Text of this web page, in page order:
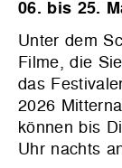
06. bis 25.
Unter dem
Filme, die Sie
das
2026
können bis
Uhr nachts